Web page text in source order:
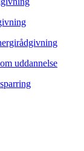
uddannelse